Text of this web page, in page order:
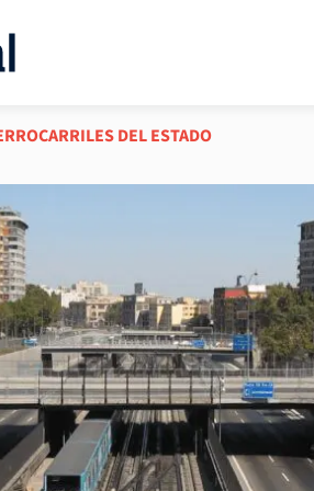
DEL ESTADO